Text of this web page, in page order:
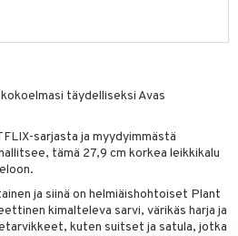
täydelliseksi Avas
sarjasta ja myydyimmästä
tämä 27,9 cm korkea leikkikalu
ja siinä on helmiäishohtoiset Plant
kimalteleva sarvi, värikäs harja ja
kuten suitset ja satula, jotka